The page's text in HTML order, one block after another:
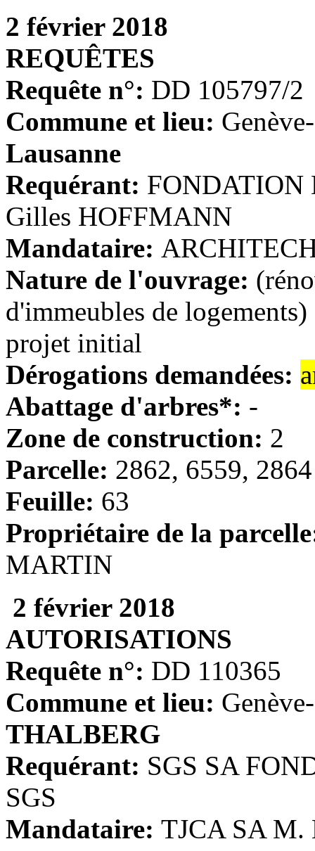
2 février 2018
REQUÊTES
Requête n°: DD 105797/2
Commune et lieu:
Lausanne
Requérant:
Gilles HOFFMANN
Mandataire:
Nature de l'ouvrage:
d'immeubles de
projet initial
Dérogations demandées:
Abattage d'arbres*: -
Zone de construction: 2
Parcelle: 2862, 6559, 2864
Feuille: 63
Propriétaire de la
MARTIN
2 février 2018
AUTORISATIONS
Requête n°: DD 110365
Commune et lieu:
THALBERG
Requérant: SGS SA
SGS
Mandataire: TJCA SA